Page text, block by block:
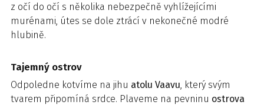
z očí do očí s několika nebezpečně vyhlížejícími
murénami, útes se dole ztrácí v nekonečné modré
hlubině.
Tajemný ostrov
Odpoledne kotvíme na jihu atolu Vaavu, který svým
tvarem připomíná srdce. Plaveme na pevninu ostrova